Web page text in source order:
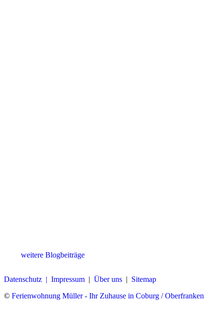
weitere Blogbeiträge
Datenschutz | Impressum | Über uns | Sitemap
© Ferienwohnung Müller - Ihr Zuhause in Coburg / Oberfranken